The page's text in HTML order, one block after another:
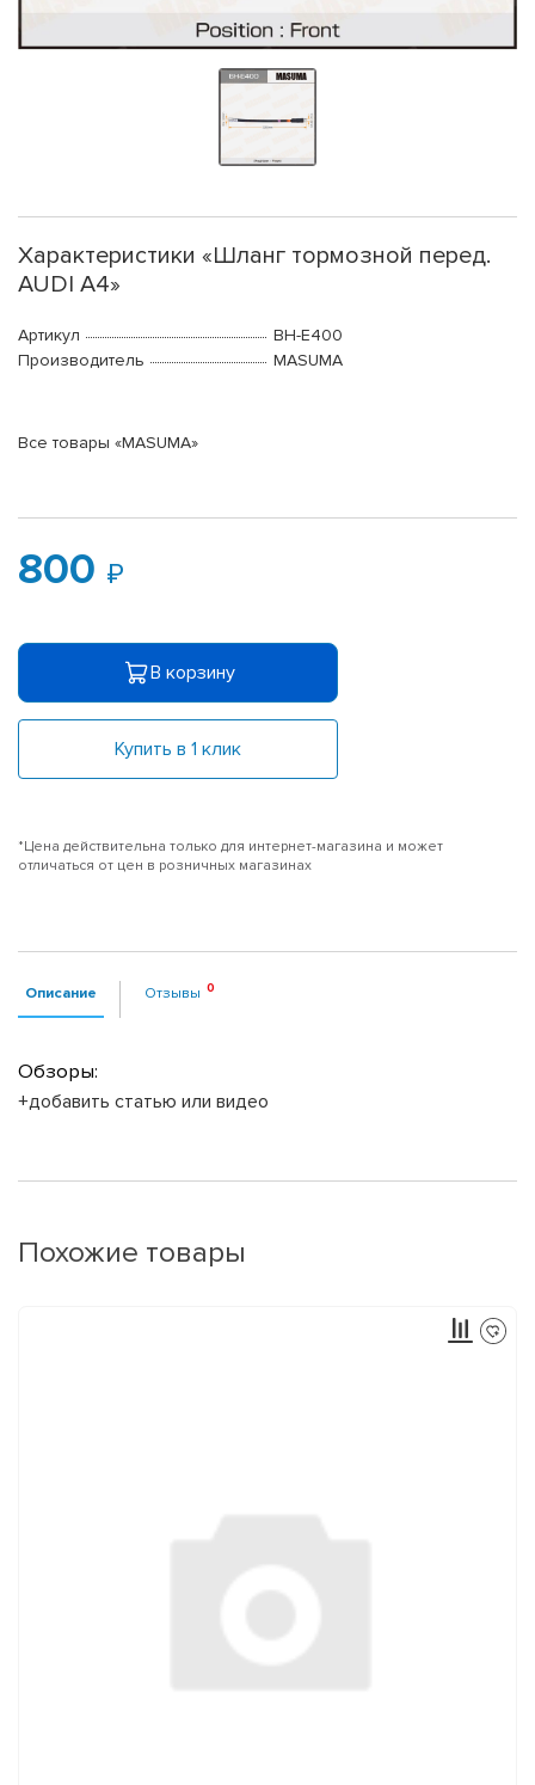
Характеристики «Шланг тормозной перед.
AUDI A4»
Артикул
BH-E400
Производитель
MASUMA
Все товары «MASUMA»
800
В корзину
Купить в 1 клик
*Цена действительна только для интернет-магазина и может
отличаться от цен в розничных магазинах
Описание Отзывы
Обзоры:
+добавить статью или видео
Похожие товары